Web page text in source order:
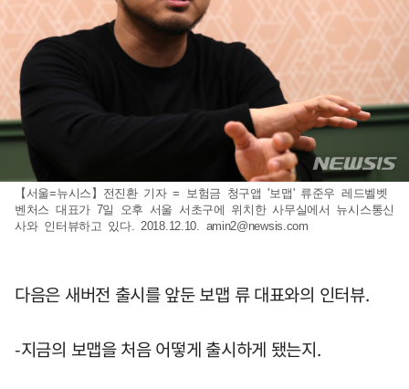
【서울=뉴시스】전진환 기자 = 보험금 청구앱 '보맵' 류준우 레드벨벳
벤처스 대표가 7일 오후 서울 서초구에 위치한 사무실에서 뉴시스통신
사와 인터뷰하고 있다. 2018.12.10. amin2@newsis.com
다음은 새버전 출시를 앞둔 보맵 류 대표와의 인터뷰.
-지금의 보맵을 처음 어떻게 출시하게 됐는지.